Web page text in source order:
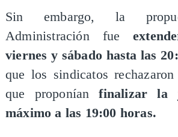
Sin embargo, la
Administración fue
viernes y sábado hasta las
que los sindicatos
que proponíanfinalizar la
máximo a las 19:00 horas.